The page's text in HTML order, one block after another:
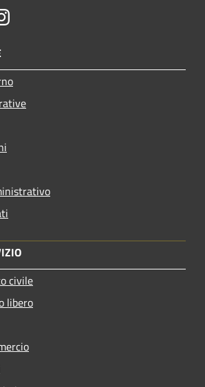
Instagram
civile
libero